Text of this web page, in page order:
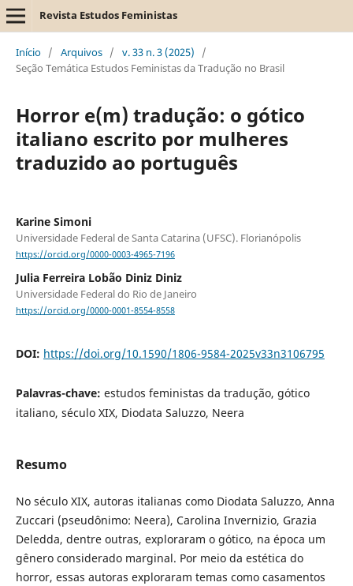
Revista Estudos Feministas
Início / Arquivos / v. 33 n. 3 (2025)
/
Seção Temática Estudos Feministas da Tradução no Brasil
Horror e(m) tradução: o gótico
italiano escrito por mulheres
traduzido ao português
Karine Simoni
Universidade Federal de Santa Catarina (UFSC). Florianópolis
https://orcid.org/0000-0003-4965-7196
Julia Ferreira Lobão Diniz Diniz
Universidade Federal do Rio de Janeiro
https://orcid.org/0000-0001-8554-8558
DOI: https://doi.org/10.1590/1806-9584-2025v33n3106795
Palavras-chave: estudos feministas da tradução, gótico
italiano, século XIX, Diodata Saluzzo, Neera
Resumo
No século XIX, autoras italianas como Diodata Saluzzo, Anna
Zuccari (pseudônimo: Neera), Carolina Invernizio, Grazia
Deledda, dentre outras, exploraram o gótico, na época um
gênero considerado marginal. Por meio da estética do
horror, essas autoras exploraram temas como casamentos